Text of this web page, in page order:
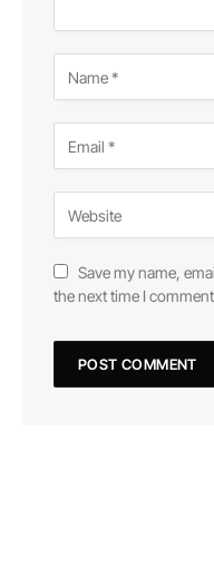
Save my name,
the next time I